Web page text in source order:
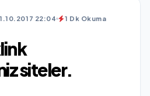
22:04 1 Dk Okuma
siteler.